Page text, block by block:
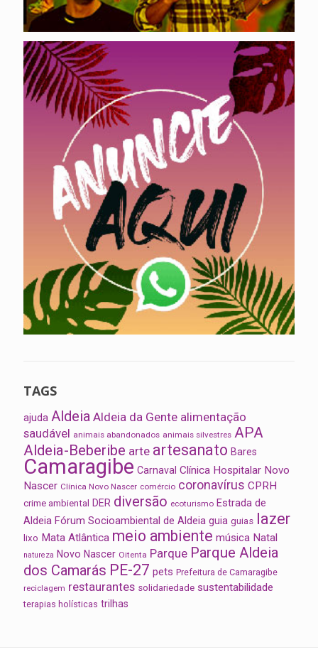
TAGS
ajuda Aldeia Aldeia da Gente alimentação
saudável animais abandonados animais silvestres APA
Aldeia-Beberibe arte artesanato Bares
Camaragibe Carnaval Clínica Hospitalar Novo
Nascer Clínica Novo Nascer comércio coronavírus CPRH
crime ambiental DER diversão ecoturismo Estrada de
Aldeia Fórum Socioambiental de Aldeia guia guias lazer
lixo Mata Atlântica meio ambiente música Natal
natureza Novo Nascer Oitenta Parque Parque Aldeia
dos Camarás PE-27 pets Prefeitura de Camaragibe
reciclagem restaurantes solidariedade sustentabilidade
terapias holísticas trilhas